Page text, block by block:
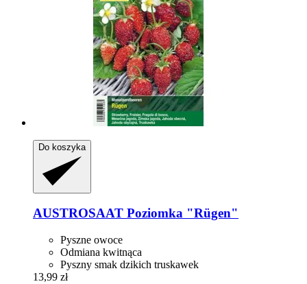
Do koszyka
AUSTROSAAT Poziomka "Rügen"
Pyszne owoce
Odmiana kwitnąca
Pyszny smak dzikich truskawek
13,99 zł